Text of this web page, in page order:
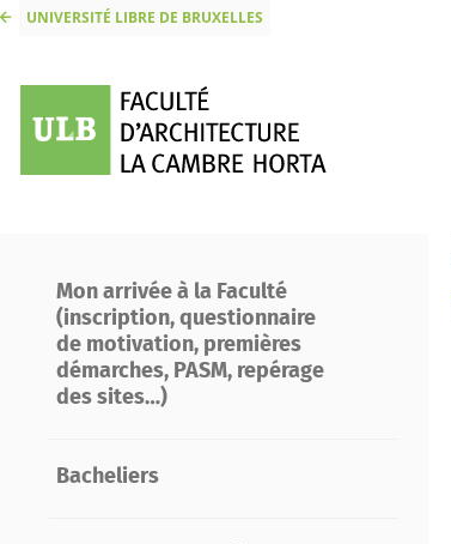
UNIVERSITÉ LIBRE DE BRUXELLES
Mon arrivée à la Faculté
(inscription, questionnaire
de motivation, premières
démarches, PASM, repérage
des sites…)
Bacheliers